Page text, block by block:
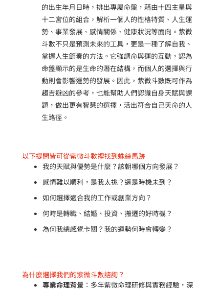
的出生年月日時，排出專屬命盤，藉由十四主星與
十二宮位的組合，解析一個人的性格特質、人生運
勢、事業發展、感情關係、健康狀況等面向。紫微
斗數不只是預測未來的工具，更是一種了解自我、
掌握人生節奏的方法。它強調命與運的互動，認為
命盤顯示的是生命的潛在結構，而個人的選擇與行
動則會影響運勢的發展。因此，紫微斗數既可作為
趨吉避凶的參考，也能幫助人們認識自身天賦與課
題，做出更有智慧的選擇，活出符合自己天命的人
生路徑。
以下提問皆可從紫微斗數裡找到蛛絲馬跡
我的天賦與優勢是什麼？該朝哪個方向發展？
感情難以順利，是我太挑？還是時機未到？
如何選擇適合我的工作或創業方向？
何時是轉職、結婚、投資、搬遷的好時機？
為何我總感覺卡關？我的運勢何時會轉變？
為什麼選擇我們的紫微斗數諮詢？
專業命理背景 ：多年紫微命理研修與實務經驗，深